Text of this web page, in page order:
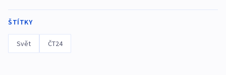
ŠTÍTKY
Svět ČT24